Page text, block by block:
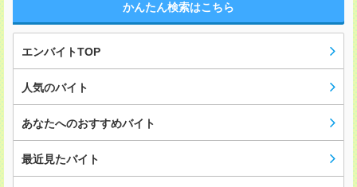
かんたん検索はこちら
エンバイトTOP
人気のバイト
あなたへのおすすめバイト
最近見たバイト